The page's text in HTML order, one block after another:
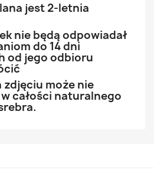
jest 2-letnia
nie będą odpowiadał
do 14 dni
od jego odbioru
może nie
całości naturalnego